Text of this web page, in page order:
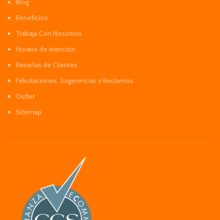
Blog
Beneficios
Trabaja Con Nosotros
Horario de atención
Reseñas de Clientes
Felicitaciones, Sugerencias y Reclamos
Outlet
Sitemap